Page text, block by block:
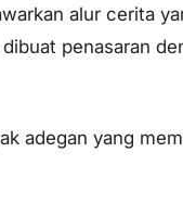
alur cerita
penasaran
adegan yang